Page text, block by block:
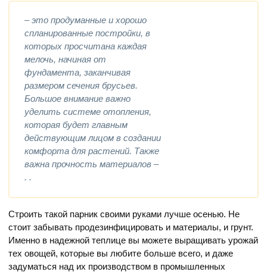
– это продуманные и хорошо
спланированные постройки, в
которых просчитана каждая
мелочь, начиная от
фундамента, заканчивая
размером сечения брусьев.
Большое внимание важно
уделить системе отопления,
которая будет главным
действующим лицом в создании
комфорта для растений. Также
важна прочность материалов –
. .
Строить такой парник своими руками лучше осенью. Не
стоит забывать продезинфицировать и материалы, и грунт.
Именно в надежной теплице вы можете выращивать урожай
тех овощей, которые вы любите больше всего, и даже
задуматься над их производством в промышленных